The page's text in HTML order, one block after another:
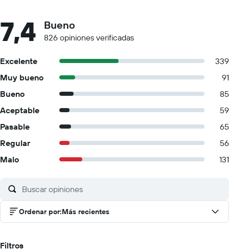
7,4 Bueno
826 opiniones verificadas
Excelente
339
Muy bueno
91
Bueno
85
Aceptable
59
Pasable
65
Regular
56
Malo
131
Ordenar por:Más recientes
Filtros